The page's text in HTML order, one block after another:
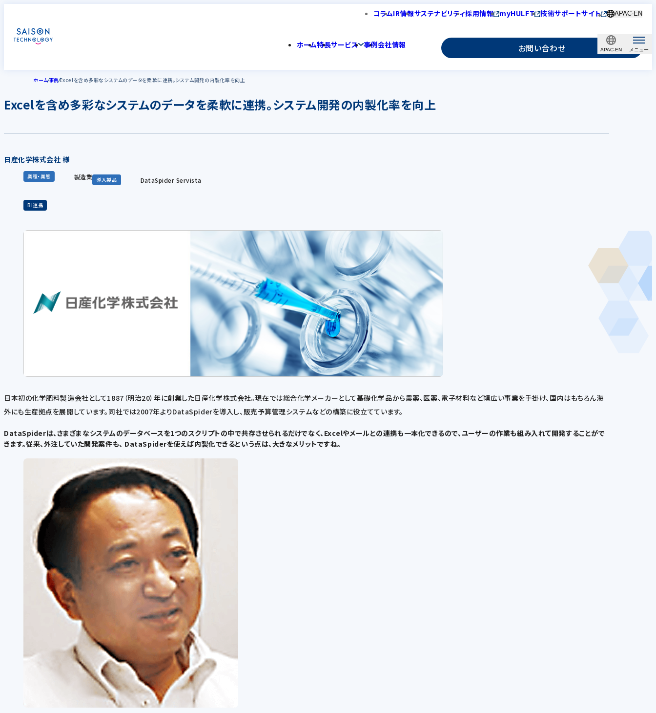
APAC-EN
コラムIR情報サステナビリティ採用情報 myHULFT 技術サポートサイト APAC-EN
ホーム特長サービス 事例会社情報 お問い合わせ
ホーム事例Excelを含め多彩なシステムのデータを柔軟に連携。システム開発の内製化率を向上
Excelを含め多彩なシステムのデータを柔軟に連携。システム開発の内製化率を向上
日産化学株式会社 様
業種・業態 製造業 導入製品 DataSpider Servista
BI連携
日本初の化学肥料製造会社として1887（明治20）年に創業した日産化学株式会社。現在では総合化学メーカーとして基礎化学品から農薬、医薬、電子材料など幅広い事業を手掛け、国内はもちろん海
外にも生産拠点を展開しています。同社では2007年よりDataSpiderを導入し、販売予算管理システムなどの構築に役立てています。
DataSpiderは、さまざまなシステムのデータベースを1つのスクリプトの中で共存させられるだけでなく、Excelやメールとの連携も一本化できるので、ユーザーの作業も組み入れて開発することがで
きます。従来、外注していた開発案件も、 DataSpiderを使えば内製化できるという点は、大きなメリットですね。